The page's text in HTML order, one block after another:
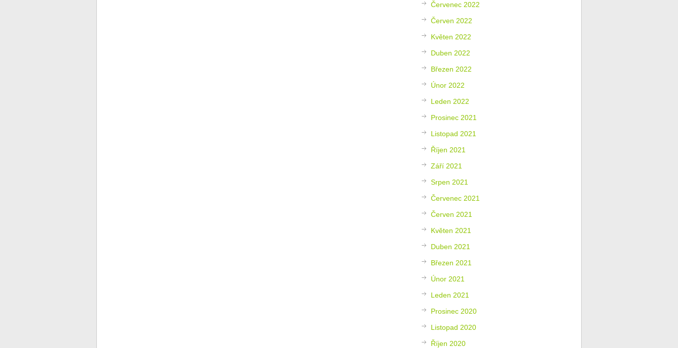
Červenec 2022
Červen 2022
Květen 2022
Duben 2022
Březen 2022
Únor 2022
Leden 2022
Prosinec 2021
Listopad 2021
Říjen 2021
Září 2021
Srpen 2021
Červenec 2021
Červen 2021
Květen 2021
Duben 2021
Březen 2021
Únor 2021
Leden 2021
Prosinec 2020
Listopad 2020
Říjen 2020